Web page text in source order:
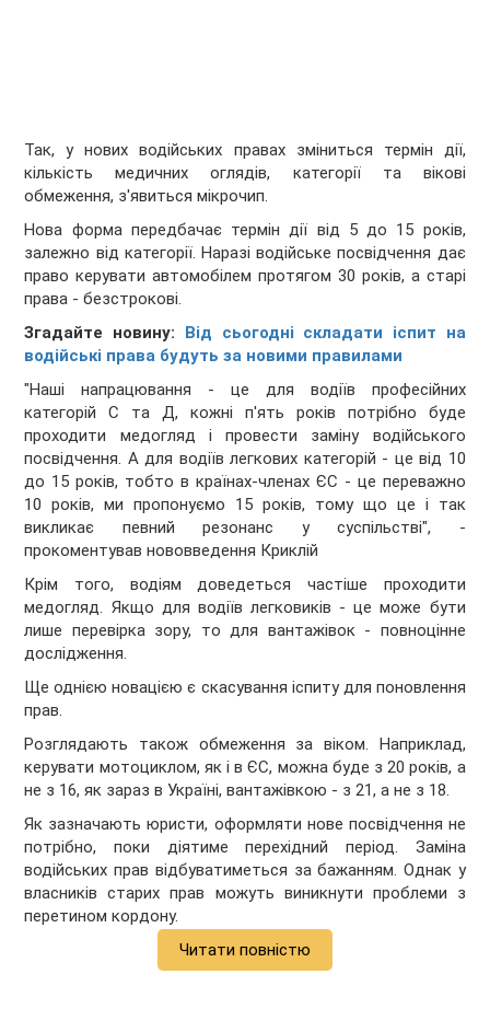
Так, у нових водійських правах зміниться термін дії,
кількість медичних оглядів, категорії та вікові
обмеження, з'явиться мікрочип.
Нова форма передбачає термін дії від 5 до 15 років,
залежно від категорії. Наразі водійське посвідчення дає
право керувати автомобілем протягом 30 років, а старі
права - безстрокові.
Згадайте новину: Від сьогодні складати іспит на
водійські права будуть за новими правилами
"Наші напрацювання - це для водіїв професійних
категорій С та Д, кожні п'ять років потрібно буде
проходити медогляд і провести заміну водійського
посвідчення. А для водіїв легкових категорій - це від 10
до 15 років, тобто в країнах-членах ЄС - це переважно
10 років, ми пропонуємо 15 років, тому що це і так
викликає певний резонанс у суспільстві", -
прокоментував нововведення Криклій
Крім того, водіям доведеться частіше проходити
медогляд. Якщо для водіїв легковиків - це може бути
лише перевірка зору, то для вантажівок - повноцінне
дослідження.
Ще однією новацією є скасування іспиту для поновлення
прав.
Розглядають також обмеження за віком. Наприклад,
керувати мотоциклом, як і в ЄС, можна буде з 20 років, а
не з 16, як зараз в Україні, вантажівкою - з 21, а не з 18.
Як зазначають юристи, оформляти нове посвідчення не
потрібно, поки діятиме перехідний період. Заміна
водійських прав відбуватиметься за бажанням. Однак у
власників старих прав можуть виникнути проблеми з
перетином кордону.
Читати повністю